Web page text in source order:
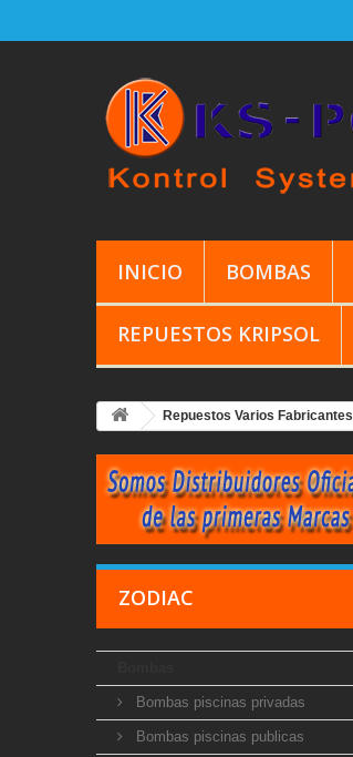
INICIO BOMBAS
REPUESTOS KRIPSOL
Repuestos Varios Fabricantes
ZODIAC
Bombas piscinas privadas
Bombas piscinas publicas